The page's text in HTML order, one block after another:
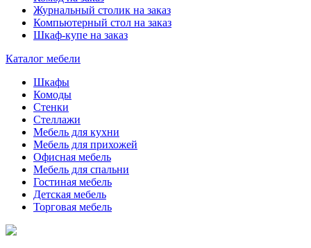
Журнальный столик на заказ
Компьютерный стол на заказ
Шкаф-купе на заказ
Каталог мебели
Шкафы
Комоды
Стенки
Стеллажи
Мебель для кухни
Мебель для прихожей
Офисная мебель
Мебель для спальни
Гостиная мебель
Детская мебель
Торговая мебель